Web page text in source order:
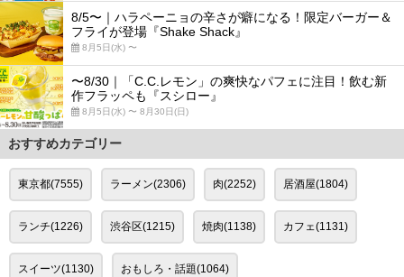
8/5〜｜ハラペーニョの辛さが癖になる！限定バーガー＆
フライが登場『Shake Shack』
8月5日(水) 〜
〜8/30｜「C.C.レモン」の爽快なパフェに注目！飲む新
作フラッペも『スシロー』
8月5日(水) 〜 8月30日(日)
おすすめカテゴリー
東京都(7555) ラーメン(2306) 肉(2252) 居酒屋(1804)
ランチ(1226) 渋谷区(1215) 焼肉(1138) カフェ(1131)
スイーツ(1130) おもしろ・話題(1064)